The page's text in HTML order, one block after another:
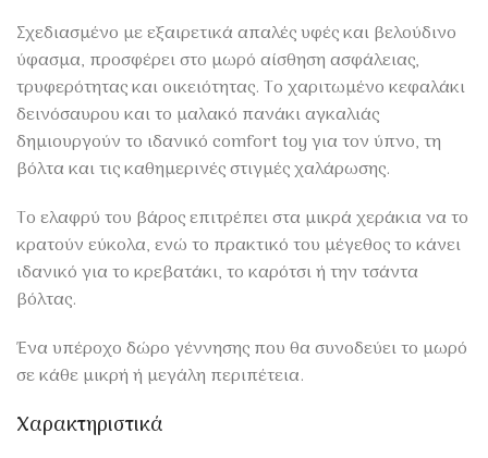
Σχεδιασμένο με εξαιρετικά απαλές υφές και βελούδινο
ύφασμα, προσφέρει στο μωρό αίσθηση ασφάλειας,
τρυφερότητας και οικειότητας. Το χαριτωμένο κεφαλάκι
δεινόσαυρου και το μαλακό πανάκι αγκαλιάς
δημιουργούν το ιδανικό comfort toy για τον ύπνο, τη
βόλτα και τις καθημερινές στιγμές χαλάρωσης.
Το ελαφρύ του βάρος επιτρέπει στα μικρά χεράκια να το
κρατούν εύκολα, ενώ το πρακτικό του μέγεθος το κάνει
ιδανικό για το κρεβατάκι, το καρότσι ή την τσάντα
βόλτας.
Ένα υπέροχο δώρο γέννησης που θα συνοδεύει το μωρό
σε κάθε μικρή ή μεγάλη περιπέτεια.
Χαρακτηριστικά